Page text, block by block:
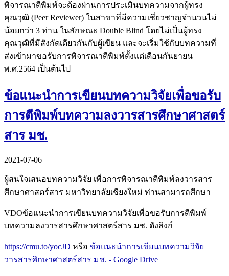
พิจารณาตีพิมพ์จะต้องผ่านการประเมินบทความจากผู้ทรง
คุณวุฒิ (Peer Reviewer) ในสาขาที่มีความเชี่ยวชาญจำนวนไม่
น้อยกว่า 3 ท่าน ในลักษณะ Double Blind โดยไม่เป็นผู้ทรง
คุณวุฒิที่มีสังกัดเดียวกันกับผู้เขียน และจะเริ่มใช้กับบทความที่
ส่งเข้ามาขอรับการพิจารณาตีพิมพ์ตั้งแต่เดือนกันยายน
พ.ศ.2564 เป็นต้นไป
ข้อแนะนำการเขียนบทความวิจัยเพื่อขอรับ
การตีพิมพ์บทความลงวารสารศึกษาศาสตร์
สาร มช.
2021-07-06
ผู้สนใจเสนอบทความวิจัย เพื่อการพิจารณาตีพิมพ์ลงวารสาร
ศึกษาศาสตร์สาร มหาวิทยาลัยเชียงใหม่ ท่านสามารถศึกษา
VDOข้อแนะนำการเขียนบทความวิจัยเพื่อขอรับการตีพิมพ์
บทความลงวารสารศึกษาศาสตร์สาร มช. ดังลิงก์
https://cmu.to/yocJD หรือ ข้อแนะนำการเขียนบทความวิจัย
วารสารศึกษาศาสตร์สาร มช. - Google Drive